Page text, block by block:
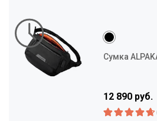
Сумка
12 890 руб.